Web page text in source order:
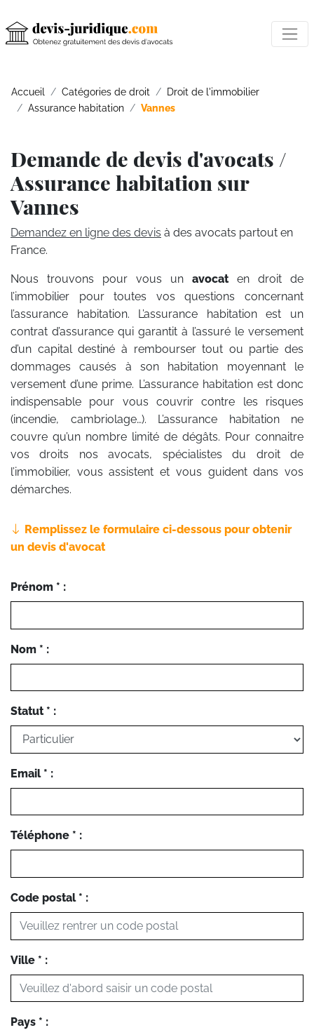
Accueil Catégories de droit
Droit de l'immobilier
Assurance habitation
Vannes
Demande de devis d'avocats /
Assurance habitation sur
Vannes
Demandez en ligne des devis à des avocats partout en
France.
Nous trouvons pour vous un avocat en droit de
l’immobilier pour toutes vos questions concernant
l’assurance habitation. L’assurance habitation est un
contrat d’assurance qui garantit à l’assuré le versement
d’un capital destiné à rembourser tout ou partie des
dommages causés à son habitation moyennant le
versement d’une prime. L’assurance habitation est donc
indispensable pour vous couvrir contre les risques
(incendie, cambriolage…). L’assurance habitation ne
couvre qu’un nombre limité de dégâts. Pour connaitre
vos droits nos avocats, spécialistes du droit de
l’immobilier, vous assistent et vous guident dans vos
démarches.
Remplissez le formulaire ci-dessous pour obtenir
un devis d'avocat
Prénom * :
Nom * :
Statut * :
Email * :
Téléphone * :
Code postal * :
Ville * :
Pays * :